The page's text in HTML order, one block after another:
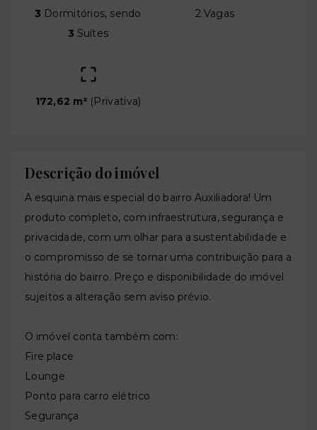
3 Dormitórios, sendo
3 Suítes
2 Vagas
172,62 m² (Privativa)
Descrição do imóvel
A esquina mais especial do bairro Auxiliadora! Um
produto completo, com infraestrutura, segurança e
privacidade, com um olhar para a sustentabilidade e
o compromisso de se tornar uma contribuição para a
história do bairro. Preço e disponibilidade do imóvel
sujeitos a alteração sem aviso prévio.
O imóvel conta também com:
Fire place
Lounge
Ponto para carro elétrico
Segurança